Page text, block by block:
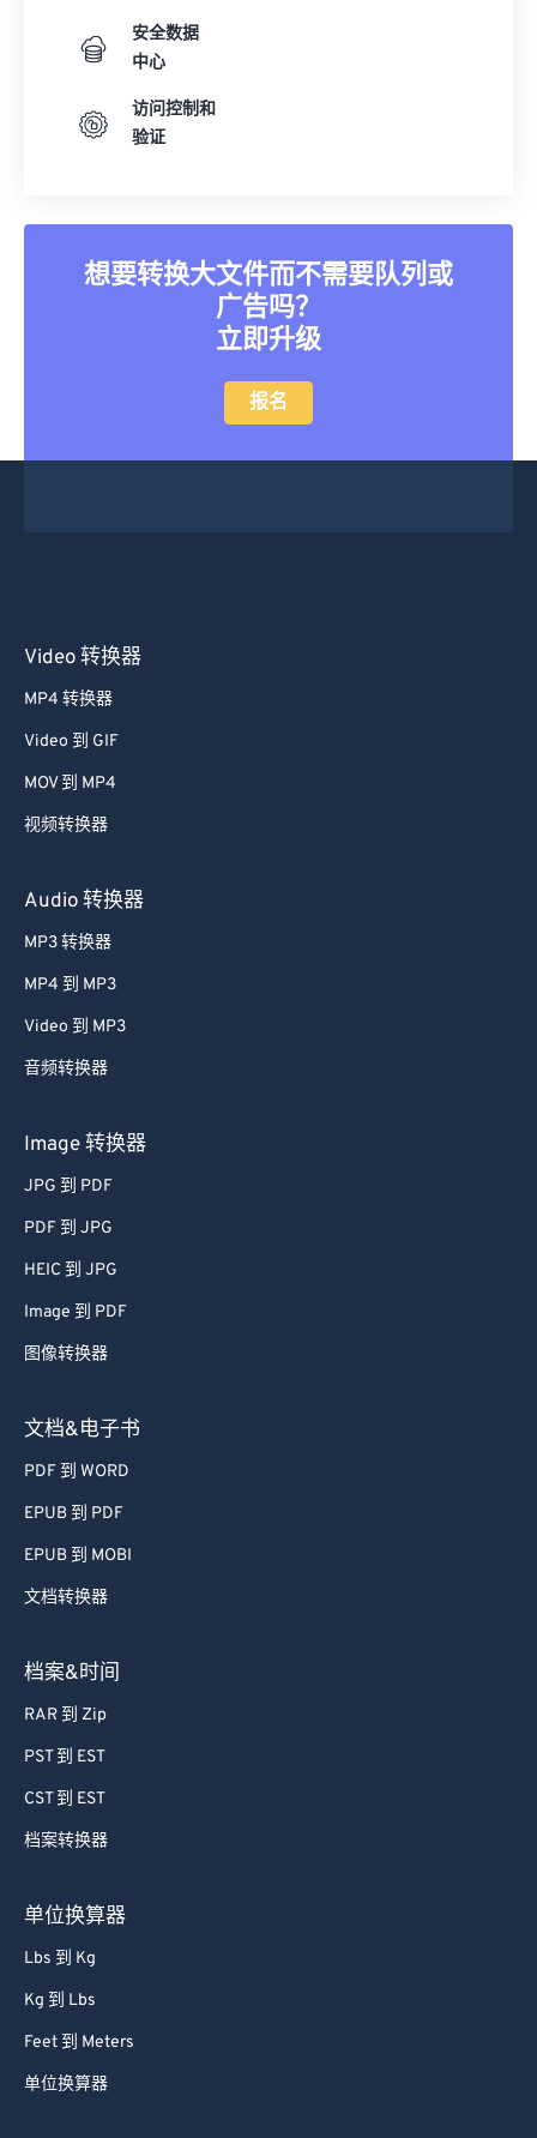
安全数据
中心
访问控制和
验证
想要转换大文件而不需要队列或
广告吗？
立即升级
报名
Video 转换器
MP4 转换器
Video 到 GIF
MOV 到 MP4
视频转换器
Audio 转换器
MP3 转换器
MP4 到 MP3
Video 到 MP3
音频转换器
Image 转换器
JPG 到 PDF
PDF 到 JPG
HEIC 到 JPG
Image 到 PDF
图像转换器
文档&电子书
PDF 到 WORD
EPUB 到 PDF
EPUB 到 MOBI
文档转换器
档案&时间
RAR 到 Zip
PST 到 EST
CST 到 EST
档案转换器
单位换算器
Lbs 到 Kg
Kg 到 Lbs
Feet 到 Meters
单位换算器